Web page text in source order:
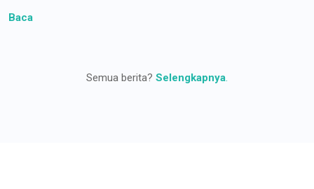
Baca
Semua berita? Selengkapnya.